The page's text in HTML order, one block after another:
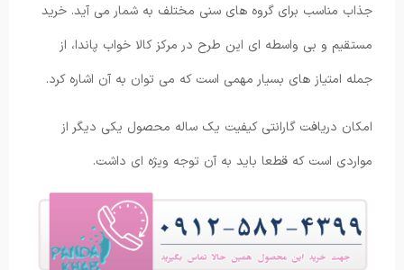
جذاب مناسب برای گروه های سنی مختلف به شمار می آید. خرید
مستقیم و بی واسطه ای این طرح در مرکز کالا خواب پاندا، از
جمله امتیاز های بسیار مهمی است که می توان به آن اشاره کرد.
امکان دریافت گارانتی کیفیت یک ساله محصول یکی دیگر از
مواردی است که قطعا باید به آن توجه ویژه ای داشت.